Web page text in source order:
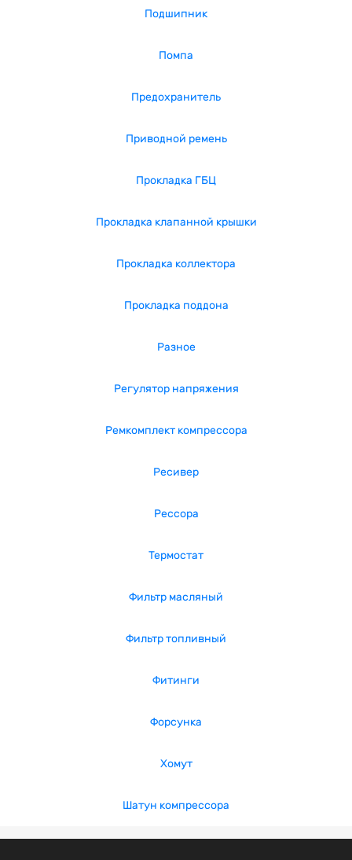
Подшипник
Помпа
Предохранитель
Приводной ремень
Прокладка ГБЦ
Прокладка клапанной крышки
Прокладка коллектора
Прокладка поддона
Разное
Регулятор напряжения
Ремкомплект компрессора
Ресивер
Рессора
Термостат
Фильтр масляный
Фильтр топливный
Фитинги
Форсунка
Хомут
Шатун компрессора